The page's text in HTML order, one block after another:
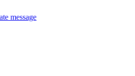
message